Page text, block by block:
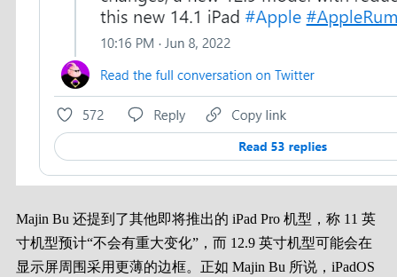
Majin Bu 还提到了其他即将推出的 iPad Pro 机型，称 11 英
寸机型预计“不会有重大变化”，而 12.9 英寸机型可能会在
显示屏周围采用更薄的边框。正如 Majin Bu 所说，iPadOS